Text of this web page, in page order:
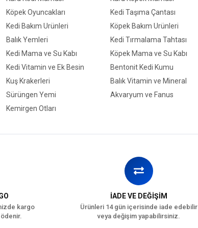
Köpek Oyuncakları
Kedi Taşıma Çantası
Kedi Bakım Ürünleri
Köpek Bakım Ürünleri
Balık Yemleri
Kedi Tırmalama Tahtası
Kedi Mama ve Su Kabı
Köpek Mama ve Su Kabı
Kedi Vitamin ve Ek Besin
Bentonit Kedi Kumu
Kuş Krakerleri
Balık Vitamin ve Mineral
Sürüngen Yemi
Akvaryum ve Fanus
Kemirgen Otları
kargo
İADE VE DEĞİŞİM
Ürünleri 14 gün içerisinde iade edebilir
veya değişim yapabilirsiniz.